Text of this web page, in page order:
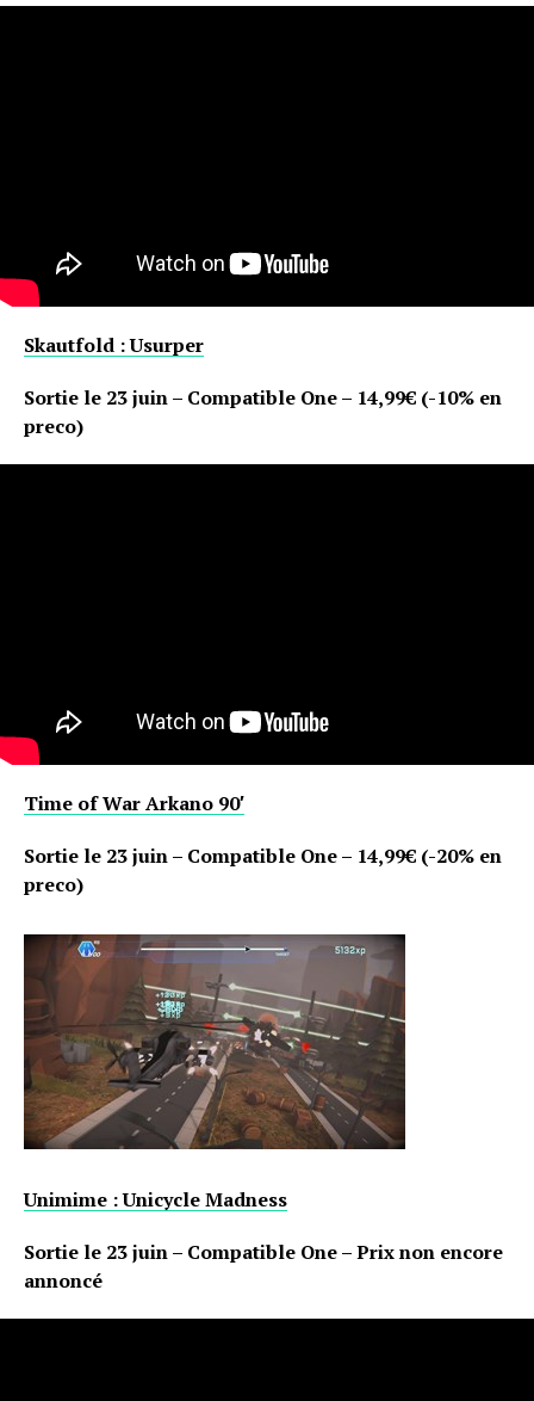
Skautfold : Usurper
Sortie le 23 juin – Compatible One – 14,99€ (-10% en
preco)
Time of War Arkano 90′
Sortie le 23 juin – Compatible One – 14,99€ (-20% en
preco)
Unimime : Unicycle Madness
Sortie le 23 juin – Compatible One – Prix non encore
annoncé
Flipboard
Reddit
Pinterest